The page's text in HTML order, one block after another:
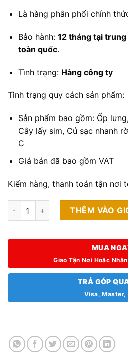
Là hàng phân phối chính
Bảo hành: 12 tháng tại
toàn quốc.
Tình trạng: Hàng công ty
Tình trạng quy cách sản phẩm:
Sản phẩm bao gồm: Ốp
Cây lấy sim, Củ sạc nhanh
C
Giá bán đã bao gồm VAT
Kiểm hàng, thanh toán tận nơi
Vivo Y18s 6GB/128GB Fullbox
THÊM VÀO
MUA
Giao Tận Nơi Hoặc
TRẢ GÓP
Visa, Master,